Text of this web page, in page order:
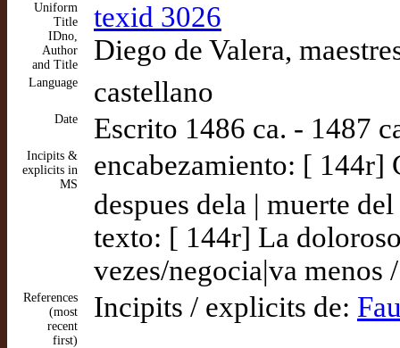
Uniform
Title
IDno,
Author
and Title
texid 3026
Diego de Valera,
Language castellano
Date Escrito 1486 ca. - 1487
Incipits &
explicits in
MS
encabezamiento: [ 144r]
despues dela | muerte
texto: [ 144r] La
vezes/negocia|va menos
References
(most
recent
first)
Incipits / explicits de: